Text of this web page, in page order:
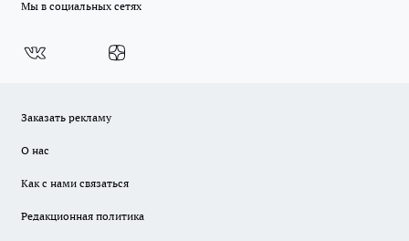
Мы в социальных сетях
Заказать рекламу
О нас
Как с нами связаться
Редакционная политика